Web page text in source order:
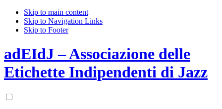
Skip to main content
Skip to Navigation Links
Skip to Footer
adEIdJ – Associazione delle
Etichette Indipendenti di Jazz